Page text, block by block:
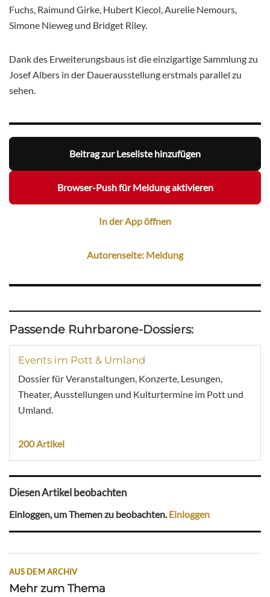
Fuchs, Raimund Girke, Hubert Kiecol, Aurelie Nemours,
Simone Nieweg und Bridget Riley.
Dank des Erweiterungsbaus ist die einzigartige Sammlung zu
Josef Albers in der Dauerausstellung erstmals parallel zu
sehen.
Beitrag zur Leseliste hinzufügen
Browser-Push für Meldung aktivieren
In der App öffnen
Autorenseite: Meldung
Passende Ruhrbarone-Dossiers:
Events im Pott & Umland
Dossier für Veranstaltungen, Konzerte, Lesungen,
Theater, Ausstellungen und Kulturtermine im Pott und
Umland.
200 Artikel
Diesen Artikel beobachten
Einloggen, um Themen zu beobachten.Einloggen
AUS DEM ARCHIV
Mehr zum Thema